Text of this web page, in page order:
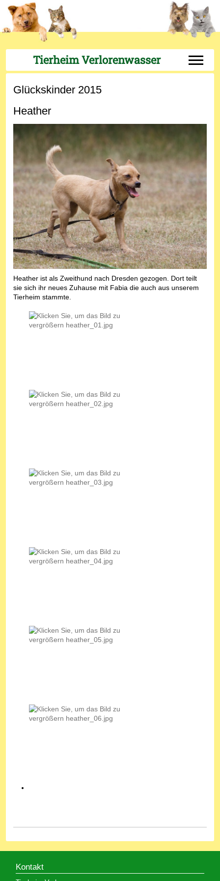
Tierheim Verlorenwasser Off-
Glückskinder 2015
Heather
Heather ist als Zweithund nach Dresden gezogen. Dort teilt
sie sich ihr neues Zuhause mit Fabia die auch aus unserem
Tierheim stammte.
Kontakt